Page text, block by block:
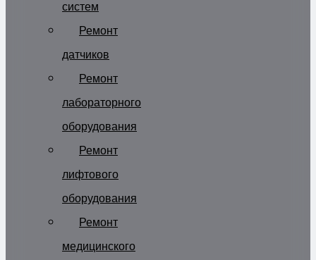
систем
Ремонт
датчиков
Ремонт
лабораторного
оборудования
Ремонт
лифтового
оборудования
Ремонт
медицинского